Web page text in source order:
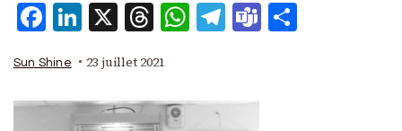
Facebook
LinkedIn
X Threads
WhatsApp
Telegram
Teams
Sun Shine 23 juillet 2021